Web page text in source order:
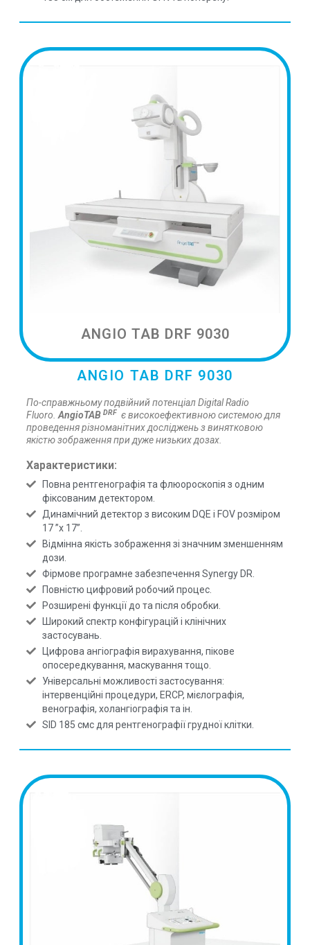
ANGIO TAB DRF 9030
ANGIO TAB DRF 9030
По-справжньому подвійний потенціал Digital Radio
Fluoro. AngioTAB DRF є високоефективною системою для
проведення різноманітних досліджень з винятковою
якістю зображення при дуже низьких дозах.
Характеристики:
Повна рентгенографія та флюороскопія з одним
фіксованим детектором.
Динамічний детектор з високим DQE і FOV розміром
17 ”x 17”.
Відмінна якість зображення зі значним зменшенням
дози.
Фірмове програмне забезпечення Synergy DR.
Повністю цифровий робочий процес.
Розширені функції до та після обробки.
Широкий спектр конфігурацій і клінічних
застосувань.
Цифрова ангіографія вирахування, пікове
опосередкування, маскування тощо.
Універсальні можливості застосування:
інтервенційні процедури, ERCP, мієлографія,
венографія, холангіографія та ін.
SID 185 смс для рентгенографії грудної клітки.